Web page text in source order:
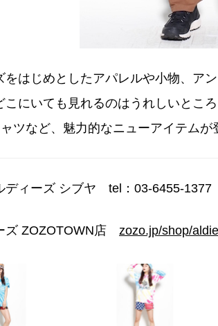
をはじめとしたアパレルや小物、ア
こにいても見れるのはうれしいとこ
ツなど、魅力的なニューアイテムが
ディーズ シブヤ tel：03-6455-1377
ズ ZOZOTOWN店 zozo.jp/shop/